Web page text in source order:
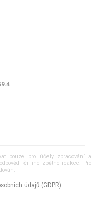
pouze pro účely zpracování a
či jiné zpětné reakce. Pro
údajů (GDPR)